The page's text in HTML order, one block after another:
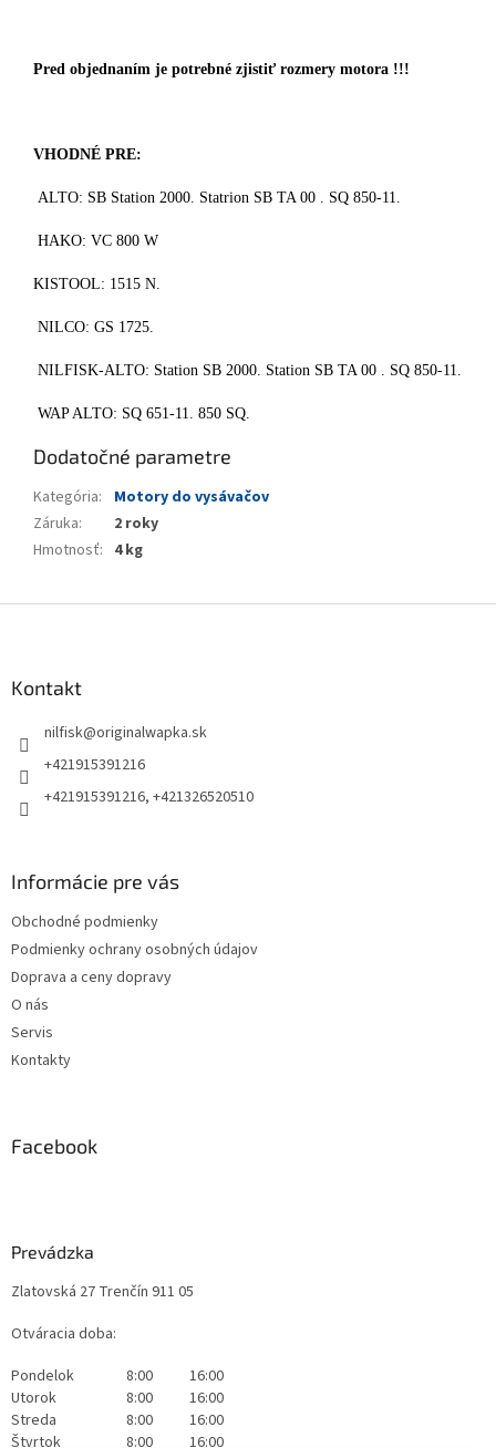
Pred objednaním je potrebné zjistiť rozmery motora !!!
VHODNÉ PRE:
ALTO: SB Station 2000. Statrion SB TA 00 . SQ 850-11.
HAKO: VC 800 W
KISTOOL: 1515 N.
NILCO: GS 1725.
NILFISK-ALTO: Station SB 2000. Station SB TA 00 . SQ 850-11.
WAP ALTO: SQ 651-11. 850 SQ.
Dodatočné parametre
Kategória:
Motory do vysávačov
Záruka:
2 roky
Hmotnosť: 4 kg
Kontakt
nilfisk@originalwapka.sk
+421915391216
+421915391216, +421326520510
Informácie pre vás
Obchodné podmienky
Podmienky ochrany osobných údajov
Doprava a ceny dopravy
O nás
Servis
Kontakty
Facebook
Prevádzka
Zlatovská 27 Trenčín 911 05
Otváracia doba:
Pondelok
8:00
16:00
Utorok
8:00
16:00
Streda
8:00
16:00
Štvrtok
8:00 16:00